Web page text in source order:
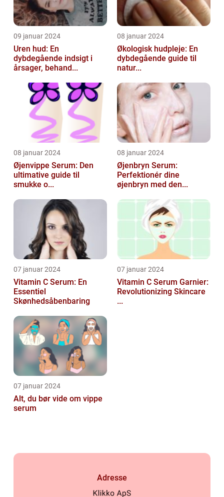
09 januar 2024
Uren hud: En
dybdegående indsigt i
årsager, behand...
08 januar 2024
Økologisk hudpleje: En
dybdegående guide til
natur...
08 januar 2024
Øjenvippe Serum: Den
ultimative guide til
smukke o...
08 januar 2024
Øjenbryn Serum:
Perfektionér dine
øjenbryn med den...
07 januar 2024
Vitamin C Serum: En
Essentiel
Skønhedsåbenbaring
07 januar 2024
Vitamin C Serum Garnier:
Revolutionizing Skincare
...
07 januar 2024
Alt, du bør vide om vippe
serum
Adresse